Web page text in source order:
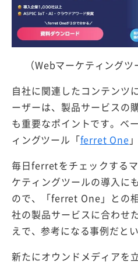
（Webマーケティング
自社に関連したコンテンツ
ーザーは、製品サービスの
も重要なポイントです。ベ
ィングツール「ferret One
毎日ferretをチェックする
ケティングツールの導入に
ので、「ferret One」との
社の製品サービスに合わせ
えで、参考になる事例だと
新たにオウンドメディアを